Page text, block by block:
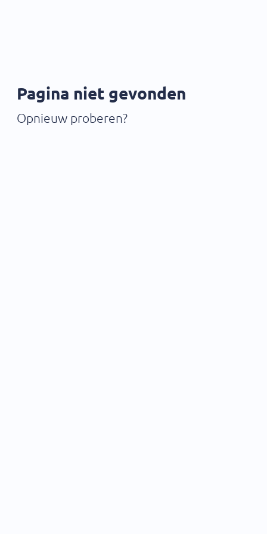
Pagina niet gevonden
Opnieuw proberen?